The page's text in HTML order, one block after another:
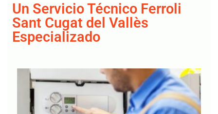
Un Servicio Técnico Ferroli
Sant Cugat del Vallès
Especializado